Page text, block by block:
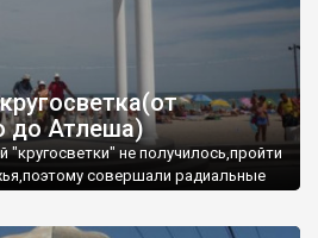
до Атлеша)
не получилось,пройти
совершали радиальные